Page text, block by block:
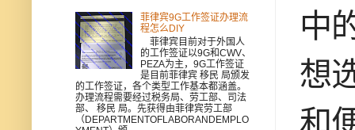
中
想
菲律宾9G工作签证办理流
程怎么DIY
菲律宾目前对于外国人
的工作签证以9G和CWV、
PEZA为主，9G工作签证
是目前菲律宾 移民 局颁发
的工作签证，各个类型工作基本都涵盖。
办理流程需要经过税务局、劳工部、司法
部、 移民 局。先获得由菲律宾劳工部
（DEPARTMENTOFLABORANDEMPLO